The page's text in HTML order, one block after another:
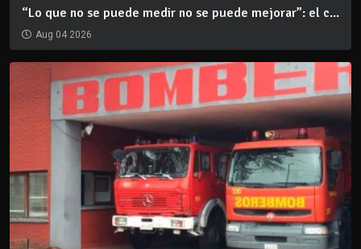
“Lo que no se puede medir no se puede mejorar”: el c...
Aug 04 2026